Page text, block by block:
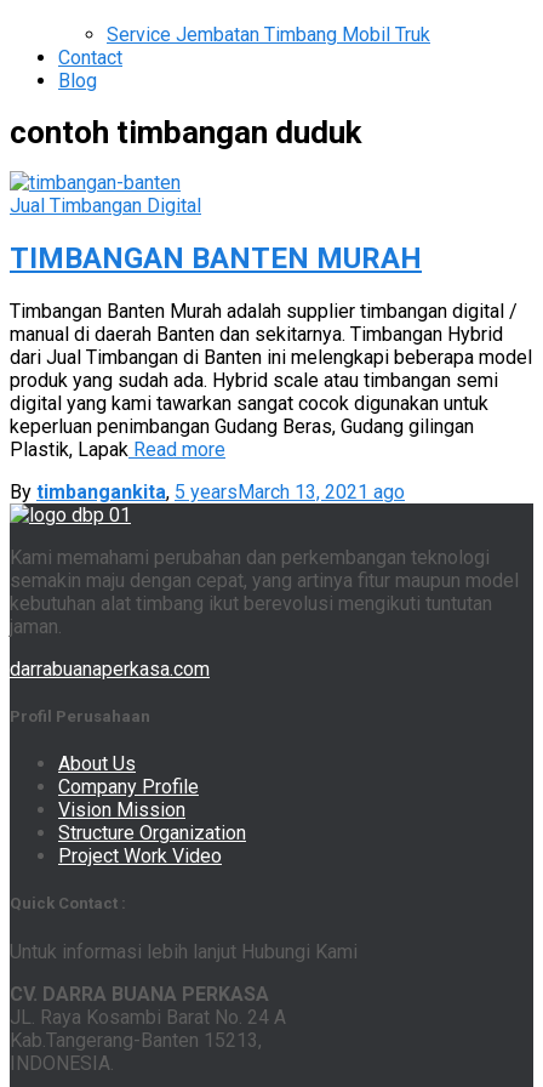
Service Jembatan Timbang Mobil Truk
Contact
Blog
contoh timbangan duduk
Jual Timbangan Digital
TIMBANGAN BANTEN MURAH
Timbangan Banten Murah adalah supplier timbangan digital /
manual di daerah Banten dan sekitarnya. Timbangan Hybrid
dari Jual Timbangan di Banten ini melengkapi beberapa model
produk yang sudah ada. Hybrid scale atau timbangan semi
digital yang kami tawarkan sangat cocok digunakan untuk
keperluan penimbangan Gudang Beras, Gudang gilingan
Plastik, Lapak Read more
By timbangankita, 5 yearsMarch 13, 2021 ago
Kami memahami perubahan dan perkembangan teknologi
semakin maju dengan cepat, yang artinya fitur maupun model
kebutuhan alat timbang ikut berevolusi mengikuti tuntutan
jaman.
darrabuanaperkasa.com
Profil Perusahaan
About Us
Company Profile
Vision Mission
Structure Organization
Project Work Video
Quick Contact :
Untuk informasi lebih lanjut Hubungi Kami
CV. DARRA BUANA PERKASA
JL. Raya Kosambi Barat No. 24 A
Kab.Tangerang-Banten 15213,
INDONESIA.